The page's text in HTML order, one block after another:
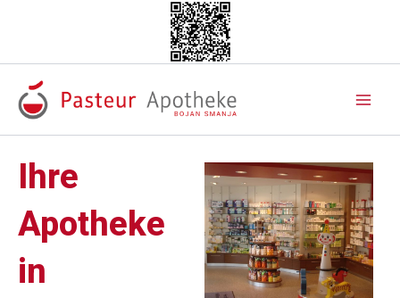
Ihre
Apotheke
in